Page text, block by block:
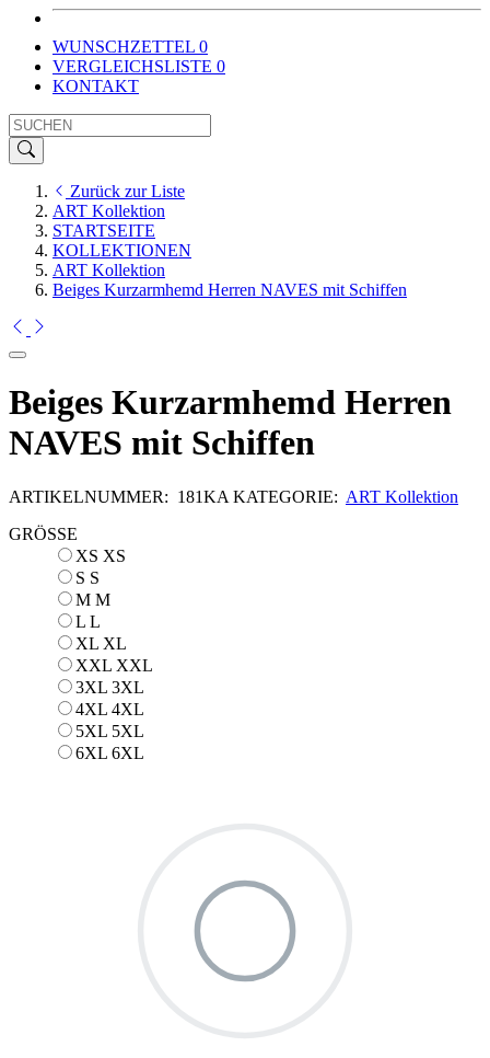
WUNSCHZETTEL 0
VERGLEICHSLISTE 0
KONTAKT
Zurück zur Liste
ART Kollektion
STARTSEITE
KOLLEKTIONEN
ART Kollektion
Beiges Kurzarmhemd Herren NAVES mit Schiffen
Beiges Kurzarmhemd Herren
NAVES mit Schiffen
ARTIKELNUMMER: 181KA KATEGORIE: ART Kollektion
GRÖSSE
XS XS
S S
M M
L L
XL XL
XXL XXL
3XL 3XL
4XL 4XL
5XL 5XL
6XL 6XL